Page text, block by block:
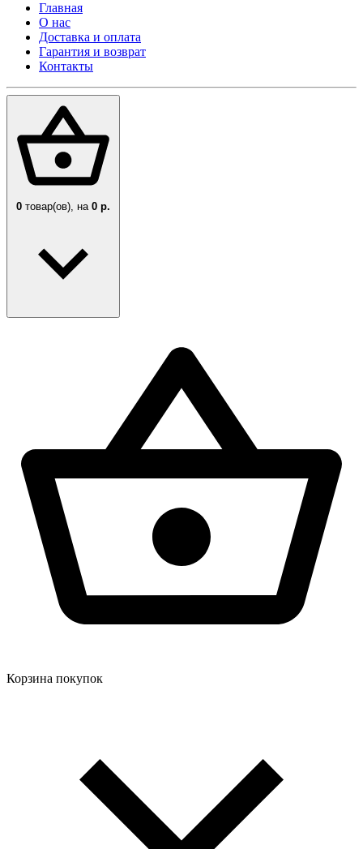
Главная
О нас
Доставка и оплата
Гарантия и возврат
Контакты
0 товар(ов), на 0 р.
Корзина покупок